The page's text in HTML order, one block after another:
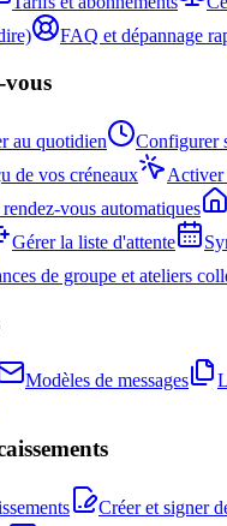
FAQ et dépannage
vous
au quotidien
Configurer
de vos créneaux
Activer
vous automatiques
Gérer la liste d'attente
de groupe et ateliers
Modèles de messages
Créer et signer